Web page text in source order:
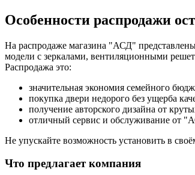
Особенности распродажи
На распродаже магазина "АСД"
модели с зеркалами, вентиляционными
Распродажа это:
значительная экономия семейного
покупка двери недорого без ущерба
получение авторского дизайна от
отличный сервис и обслуживание от
Не упускайте возможность установить в
Что предлагает компания